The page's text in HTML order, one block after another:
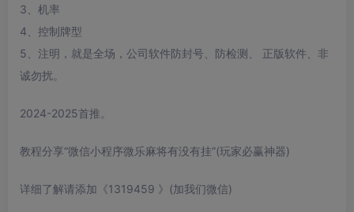
3、机率
4、控制牌型
5、注明，就是全场，公司软件防封号、防检测、 正版软件、非
诚勿扰。
2024-2025首推。
教程分享“微信小程序微乐麻将有没有挂”(玩家必赢神器)
详细了解请添加《1319459 》(加我们微信)